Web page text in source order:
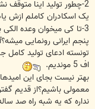
یک اسکادران کاملم ازش
3-تا کی میخوان وعده
پنجم ایرانی رونمایی
تونسته ادعای تولید
اف 5 موندیم.
بهتر نیست بجای این
معمولی باشیم؟از قدیم
نداره که یه شبه راه صد